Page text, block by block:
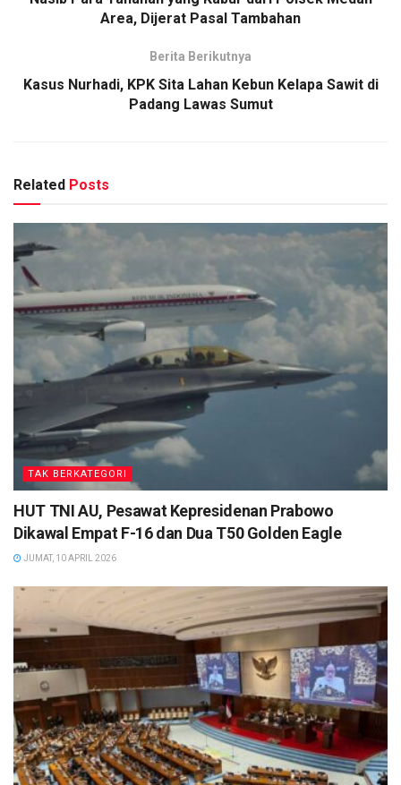
Area, Dijerat Pasal Tambahan
Berita Berikutnya
Kasus Nurhadi, KPK Sita Lahan Kebun Kelapa Sawit di
Padang Lawas Sumut
Related Posts
TAK BERKATEGORI
HUT TNI AU, Pesawat Kepresidenan Prabowo
Dikawal Empat F-16 dan Dua T50 Golden Eagle
JUMAT, 10 APRIL 2026